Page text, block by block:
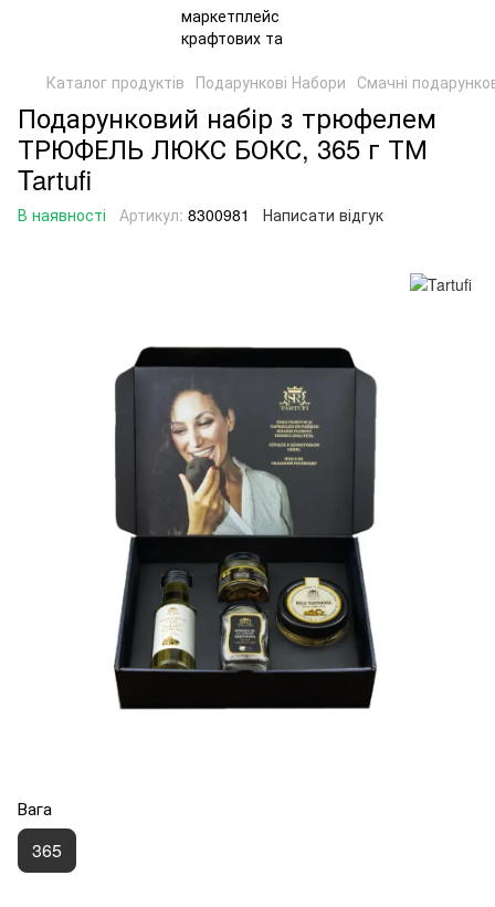
Каталог продуктів Подарункові Набори Смачні
Подарунковий набір з трюфелем
ТРЮФЕЛЬ ЛЮКС БОКС, 365 г ТМ
Tartufi
В наявності Артикул: 8300981 Написати відгук
Вага
365